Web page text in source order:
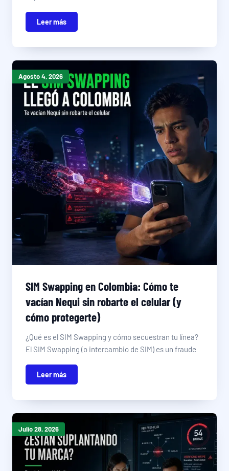
Leer más
Agosto 4, 2026
SIM Swapping en Colombia: Cómo te
vacían Nequi sin robarte el celular (y
cómo protegerte)
¿Qué es el SIM Swapping y cómo secuestran tu línea?
El SIM Swapping (o intercambio de SIM) es un fraude
Leer más
Julio 28, 2026